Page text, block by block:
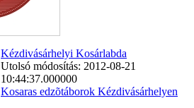
Kézdivásárhelyi Kosárlabda
Utolsó módosítás: 2012-08-21
10:44:37.000000
Kosaras edzõtáborok Kézdivásárhelyen